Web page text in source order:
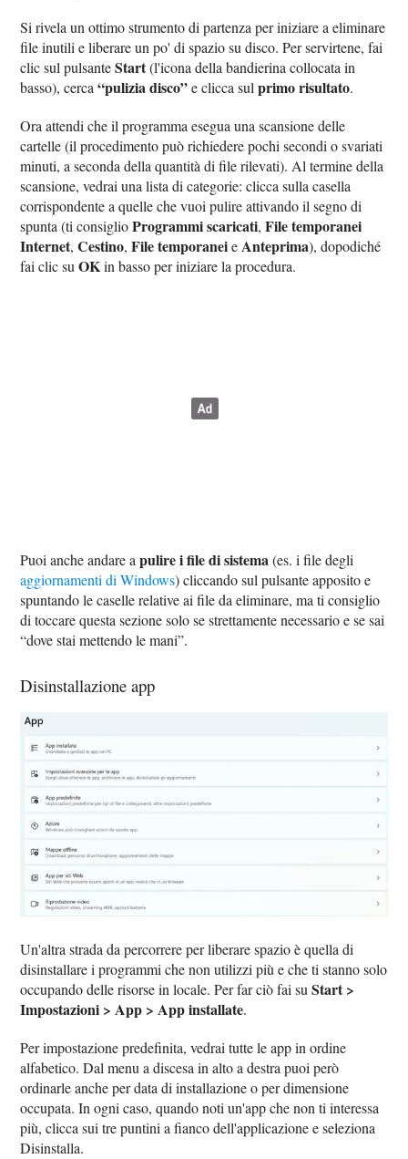
Si rivela un ottimo strumento di partenza per iniziare a eliminare
file inutili e liberare un po' di spazio su disco. Per servirtene, fai
clic sul pulsanteStart(l'icona della bandierina collocata in
basso), cerca“pulizia disco”e clicca sulprimo risultato.
Ora attendi che il programma esegua una scansione delle
cartelle (il procedimento può richiedere pochi secondi o svariati
minuti, a seconda della quantità di file rilevati). Al termine della
scansione, vedrai una lista di categorie: clicca sulla casella
corrispondente a quelle che vuoi pulire attivando il segno di
spunta (ti consiglioProgrammi scaricati,File temporanei
Internet,Cestino,File temporaneie Anteprima), dopodiché
fai clic suOKin basso per iniziare la procedura.
Puoi anche andare apulire i file di sistema (es. i file degli
aggiornamenti di Windows) cliccando sul pulsante apposito e
spuntando le caselle relative ai file da eliminare, ma ti consiglio
di toccare questa sezione solo se strettamente necessario e se sai
“dove stai mettendo le mani”.
Disinstallazione app
Un'altra strada da percorrere per liberare spazio è quella di
disinstallare i programmi che non utilizzi più e che ti stanno solo
occupando delle risorse in locale. Per far ciò fai suStart >
Impostazioni > App > App installate.
Per impostazione predefinita, vedrai tutte le app in ordine
alfabetico. Dal menu a discesa in alto a destra puoi però
ordinarle anche per data di installazione o per dimensione
occupata. In ogni caso, quando noti un'app che non ti interessa
più, clicca sui tre puntini a fianco dell'applicazione e seleziona
Disinstalla.